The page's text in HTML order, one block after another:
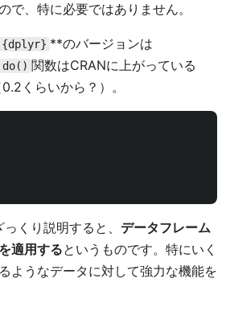
で、特に必要ではありません。
{dplyr} **のバージョンは
do() 関数はCRANに上がっている
くらいから？）。
くり説明すると、 データフレーム
適用するというものです。特にいく
ようなデータに対して強力な機能を